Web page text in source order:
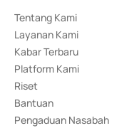
Tentang Kami
Layanan Kami
Kabar Terbaru
Platform Kami
Riset
Bantuan
Pengaduan Nasabah